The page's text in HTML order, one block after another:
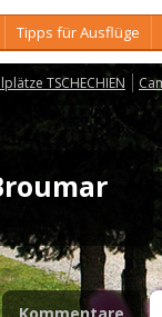
Tipps für Ausflüge
TSCHECHIEN